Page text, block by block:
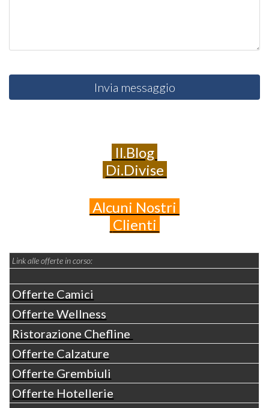
Invia messaggio
Il.Blog
Di.Divise
Alcuni Nostri
Clienti
Link alle offerte in corso:
Offerte Camici
Offerte Wellness
Ristorazione Chefline
Offerte Calzature
Offerte Grembiuli
Offerte Hotellerie